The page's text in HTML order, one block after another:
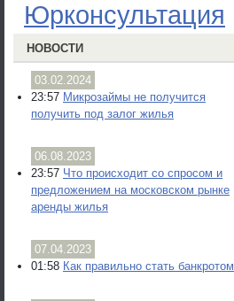
Юрконсультация
НОВОСТИ
03.02.2024
23:57 Микрозаймы не получится
получить под залог жилья
06.08.2023
23:57 Что происходит со спросом и
предложением на московском рынке
аренды жилья
07.04.2023
01:58 Как правильно стать банкротом